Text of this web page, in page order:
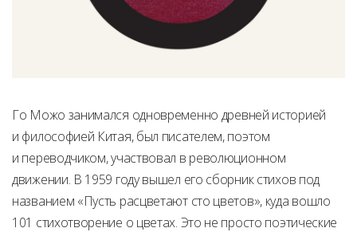
Го Можо занимался одновременно древней историей
и философией Китая, был писателем, поэтом
и переводчиком, участвовал в революционном
движении. В 1959 году вышел его сборник стихов под
названием «Пусть расцветают сто цветов», куда вошло
101 стихотворение о цветах. Это не просто поэтические